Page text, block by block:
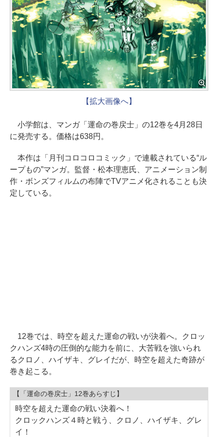
【拡大画像へ】
小学館は、マンガ「運命の巻戻士」の12巻を4月28日
に発売する。価格は638円。
本作は「月刊コロコロコミック」で連載されている“ル
ープもの”マンガ。監督・松本理恵氏、アニメーション制
作・ボンズフィルムの布陣でTVアニメ化されることも決
定している。
12巻では、時空を超えた運命の戦いが決着へ。クロッ
クハンズ4時の圧倒的な能力を前に、大苦戦を強いられ
るクロノ、ハイザキ、グレイだが、時空を超えた奇跡が
巻き起こる。
【「運命の巻戻士」12巻あらすじ】
時空を超えた運命の戦い決着へ！
クロックハンズ４時と戦う、クロノ、ハイザキ、グレ
イ！